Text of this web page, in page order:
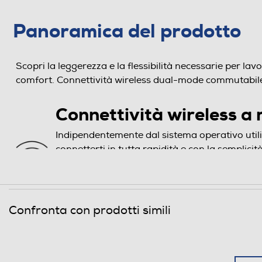
Panoramica del prodotto
Scopri la leggerezza e la flessibilità necessarie per
comfort. Connettività wireless dual-mode
Connettività wireless a
Indipendentemente dal sistema operativo
connetterti in tutta rapidità e con la
dongle USB-A a 2,4 GHz o Bluetooth®5.0+
Confronta con prodotti simili